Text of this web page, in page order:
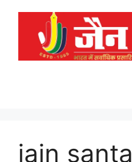
jain santa